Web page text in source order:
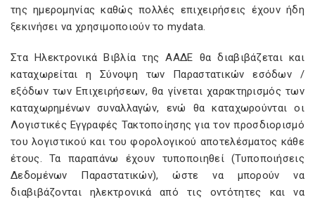
της ημερομηνίας καθώς πολλές επιχειρήσεις έχουν ήδη
ξεκινήσει να χρησιμοποιούν το mydata.
Στα Ηλεκτρονικά Βιβλία της ΑΑΔΕ θα διαβιβάζεται και
καταχωρείται η Σύνοψη των Παραστατικών εσόδων /
εξόδων των Επιχειρήσεων, θα γίνεται χαρακτηρισμός των
καταχωρημένων συναλλαγών, ενώ θα καταχωρούνται οι
Λογιστικές Εγγραφές Τακτοποίησης για τον προσδιορισμό
του λογιστικού και του φορολογικού αποτελέσματος κάθε
έτους. Τα παραπάνω έχουν τυποποιηθεί (Τυποποιήσεις
Δεδομένων Παραστατικών), ώστε να μπορούν να
διαβιβάζονται ηλεκτρονικά από τις οντότητες και να